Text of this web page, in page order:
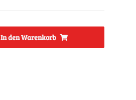
In den Warenkorb